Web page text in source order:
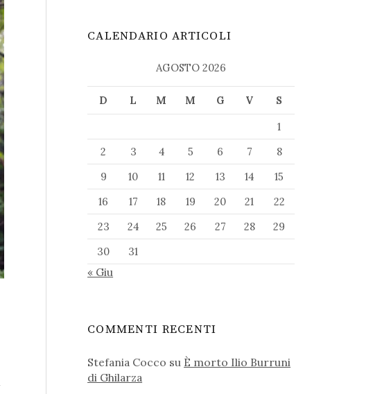
CALENDARIO ARTICOLI
AGOSTO 2026
D L M M G V
S
1
2
3 4 5 6 7
8
9
10 11 12 13 14
15
16
17 18 19 20 21
22
23
24 25 26 27 28
29
30
31
« Giu
COMMENTI RECENTI
Stefania Cocco su È morto Ilio Burruni
di Ghilarza